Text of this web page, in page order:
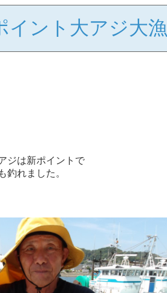
イント大アジ大漁
ジは新ポイントで
釣れました。